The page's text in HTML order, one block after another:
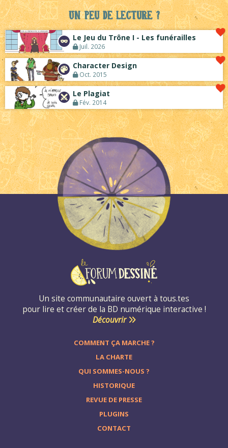
Un peu de lecture ?
Le Jeu du Trône I - Les funérailles
Juil. 2026
Character Design
Oct. 2015
Le Plagiat
Fév. 2014
Un site communautaire ouvert à tous.tes
pour lire et créer de la BD numérique interactive !
Découvrir
COMMENT ÇA MARCHE ?
LA CHARTE
QUI SOMMES-NOUS ?
HISTORIQUE
REVUE DE PRESSE
PLUGINS
CONTACT